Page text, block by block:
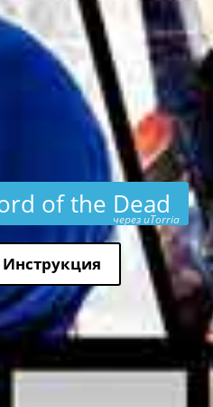
of the Dead
через uTorria
Инструкция